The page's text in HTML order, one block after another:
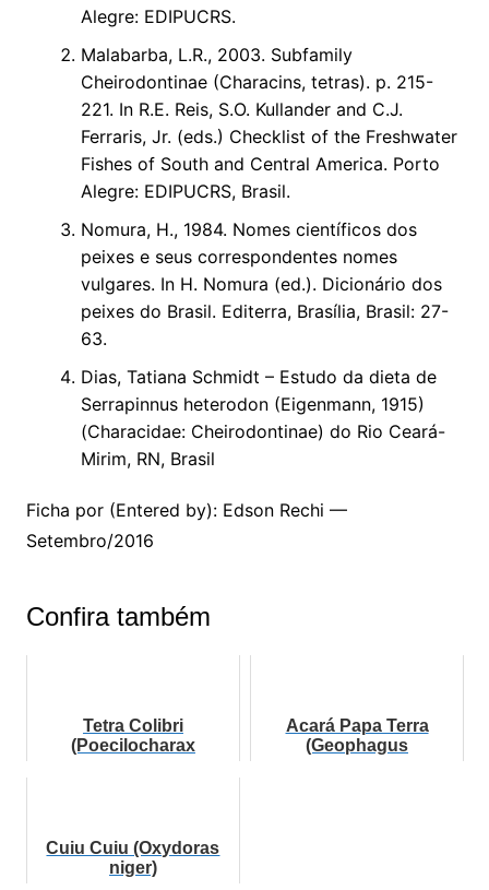
Alegre: EDIPUCRS.
Malabarba, L.R., 2003. Subfamily
Cheirodontinae (Characins, tetras). p. 215-
221. In R.E. Reis, S.O. Kullander and C.J.
Ferraris, Jr. (eds.) Checklist of the Freshwater
Fishes of South and Central America. Porto
Alegre: EDIPUCRS, Brasil.
Nomura, H., 1984. Nomes científicos dos
peixes e seus correspondentes nomes
vulgares. In H. Nomura (ed.). Dicionário dos
peixes do Brasil. Editerra, Brasília, Brasil: 27-
63.
Dias, Tatiana Schmidt – Estudo da dieta de
Serrapinnus heterodon (Eigenmann, 1915)
(Characidae: Cheirodontinae) do Rio Ceará-
Mirim, RN, Brasil
Ficha por (Entered by): Edson Rechi —
Setembro/2016
Confira também
Tetra Colibri
(Poecilocharax
Acará Papa Terra
(Geophagus
Cuiu Cuiu (Oxydoras
niger)